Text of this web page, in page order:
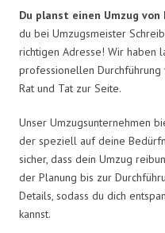
Du planst einen Umzug von
du bei Umzugsmeister
richtigen Adresse! Wir haben
professionellen
Rat und Tat zur Seite.
Unser Umzugsunternehmen
der speziell auf deine
sicher, dass dein Umzug
der Planung bis zur
Details, sodass du dich
kannst.